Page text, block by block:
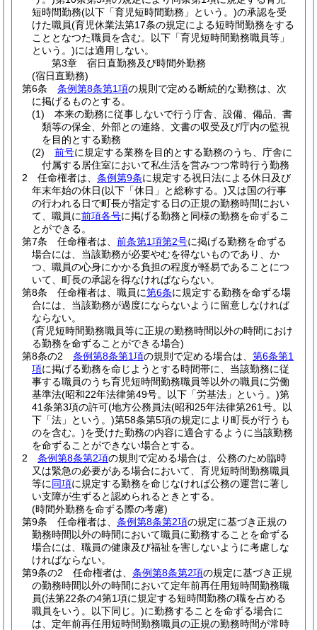
短時間勤務(以下「育児短時間勤務」という。)の承認を受
けた職員(育児休業法第17条の規定による短時間勤務をする
こととなつた職員を含む。以下「育児短時間勤務職員等」
という。)には適用しない。
第3章
宿日直勤務及び時間外勤務
(宿日直勤務)
第6条
条例第8条第1項の規則で定める断続的な勤務は、次
に掲げるものとする。
(1)
本来の勤務に従事しないで行う庁舎、設備、備品、書
類等の保全、外部との連絡、文書の収受及び庁内の監視
を目的とする勤務
(2)
前号に規定する業務を目的とする勤務のうち、庁舎に
付属する居住室において私生活を営みつつ常時行う勤務
2
任命権者は、 条例第9条に規定する祝日法による休日及び
年末年始の休日(以下「休日」と総称する。)又は国の行事
の行われる日で町長が指定する日の正規の勤務時間におい
て、職員に前項各号に掲げる勤務と同様の勤務を命ずるこ
とができる。
第7条
任命権者は、 前条第1項第2号に掲げる勤務を命ずる
場合には、当該勤務が必要やむを得ないものであり、か
つ、職員の心身にかかる負担の程度が軽易であることにつ
いて、町長の承認を得なければならない。
第8条
任命権者は、職員に第6条に規定する勤務を命ずる場
合には、当該勤務が過度にならないように留意しなければ
ならない。
(育児短時間勤務職員等に正規の勤務時間以外の時間におけ
る勤務を命ずることができる場合)
第8条の2
条例第8条第1項の規則で定める場合は、 第6条第1
項に掲げる勤務を命じようとする時間帯に、当該勤務に従
事する職員のうち育児短時間勤務職員等以外の職員に労働
基準法(昭和22年法律第49号。以下「労基法」という。)第
41条第3項の許可(地方公務員法(昭和25年法律第261号。以
下「法」という。)第58条第5項の規定により町長が行うも
のを含む。)を受けた勤務の内容に適合するように当該勤務
を命ずることができない場合とする。
2
条例第8条第2項の規則で定める場合は、公務のため臨時
又は緊急の必要がある場合において、育児短時間勤務職員
等に同項に規定する勤務を命じなければ公務の運営に著し
い支障が生ずると認められるときとする。
(時間外勤務を命ずる際の考慮)
第9条
任命権者は、 条例第8条第2項の規定に基づき正規の
勤務時間以外の時間において職員に勤務することを命ずる
場合には、職員の健康及び福祉を害しないように考慮しな
ければならない。
第9条の2
任命権者は、 条例第8条第2項の規定に基づき正規
の勤務時間以外の時間において定年前再任用短時間勤務職
員(法第22条の4第1項に規定する短時間勤務の職を占める
職員をいう。以下同じ。)に勤務することを命ずる場合に
は、定年前再任用短時間勤務職員の正規の勤務時間が常時